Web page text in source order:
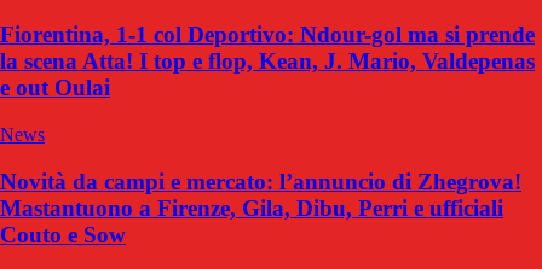
Fiorentina, 1-1 col Deportivo: Ndour-gol ma si prende
la scena Atta! I top e flop, Kean, J. Mario, Valdepenas
e out Oulai
News
Novità da campi e mercato: l’annuncio di Zhegrova!
Mastantuono a Firenze, Gila, Dibu, Perri e ufficiali
Couto e Sow